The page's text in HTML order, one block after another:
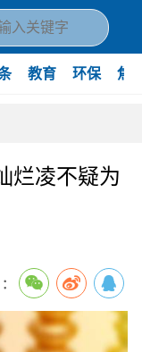
教育 环保 焦
烂凌不疑为